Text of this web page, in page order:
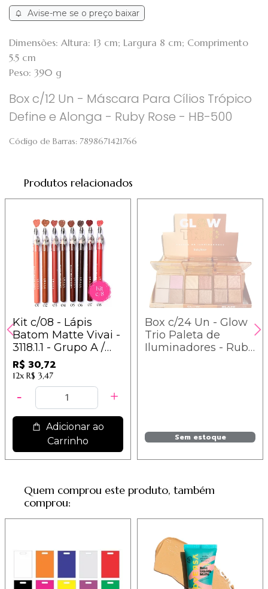
Avise-me se o preço baixar
Dimensões: Altura: 13 cm; Largura 8 cm; Comprimento
5.5 cm
Peso: 390 g
Box c/12 Un - Máscara Para Cílios Trópico
Define e Alonga - Ruby Rose - HB-500
Código de Barras: 7898671421766
Produtos relacionados
Kit c/08 - Lápis
Batom Matte Vivai -
3118.1.1 - Grupo A /
3,84
R$ 30,72
12x R$ 3,47
Adicionar ao
Carrinho
Box c/24 Un - Glow
Trio Paleta de
Iluminadores - Ruby
Sem estoque
Quem comprou este produto, também
comprou: